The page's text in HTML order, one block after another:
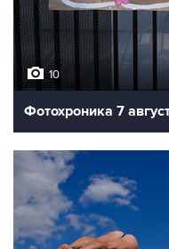
10
Фотохроника 7